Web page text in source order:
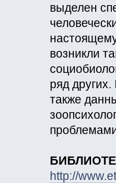
выделен
возникли
ряд
также
http://